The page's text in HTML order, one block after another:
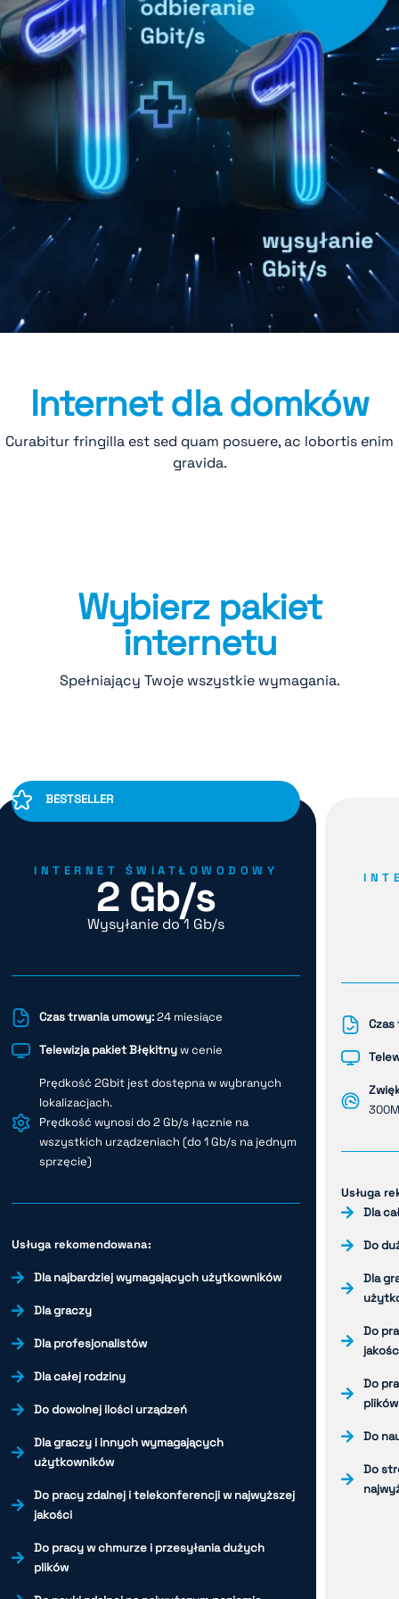
Internet dla domków
Curabitur fringilla est sed quam posuere, ac lobortis enim
gravida.
Wybierz pakiet
internetu
Spełniający Twoje wszystkie wymagania.
BESTSELLER
INTERNET ŚWIATŁOWODOWY
2 Gb/s
Wysyłanie do 1 Gb/s
Czas trwania umowy:24 miesiące
Telewizja pakiet Błękitnyw cenie
Prędkość 2Gbit jest dostępna w wybranych
lokalizacjach.
Prędkość wynosi do 2 Gb/s łącznie na
wszystkich urządzeniach (do 1 Gb/s na jednym
sprzęcie)
Usługa rekomendowana:
Dla najbardziej wymagających użytkowników
Dla graczy
Dla profesjonalistów
Dla całej rodziny
Do dowolnej ilości urządzeń
Dla graczy i innych wymagających
użytkowników
Do pracy zdalnej i telekonferencji w najwyższej
jakości
Do pracy w chmurze i przesyłania dużych
plików
Usługa
Dla
Do
Dla
Do
Do
plików
Do
Do